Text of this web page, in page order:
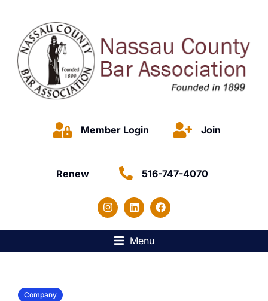
Member Login Join
Renew 516-747-4070
Menu
Company